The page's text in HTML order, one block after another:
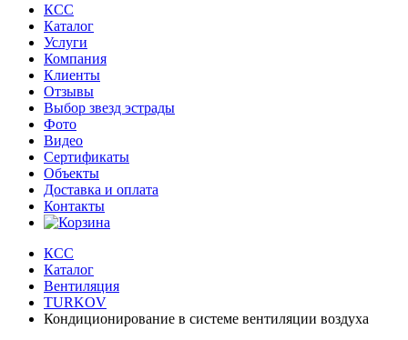
КСС
Каталог
Услуги
Компания
Клиенты
Oтзывы
Выбор звезд эстрады
Фото
Видео
Сертификаты
Объекты
Доставка и оплата
Контакты
КСС
Каталог
Вентиляция
TURKOV
Кондиционирование в системе вентиляции воздуха